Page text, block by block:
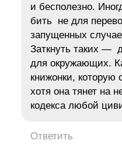
и бесполезно.
бить не для
запущенных
Заткнуть таких —
для окружающих.
книжонки, которую
хотя она тянет на
кодекса любой
Ответить